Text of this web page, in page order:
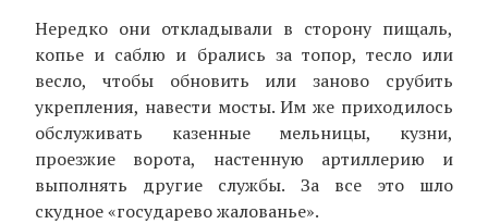
Нередко они откладывали в сторону пищаль,
копье и саблю и брались за топор, тесло или
весло, чтобы обновить или заново срубить
укрепления, навести мосты. Им же приходилось
обслуживать казенные мельницы, кузни,
проезжие ворота, настенную артиллерию и
выполнять другие службы. За все это шло
скудное «государево жалованье».